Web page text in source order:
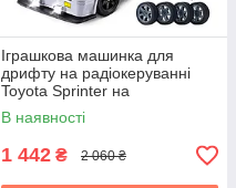
Іграшкова машинка для
дрифту на радіокеруванні
Toyota Sprinter на
радіокеруванні дрифт 28 см
СВІТЛО ПАР
В наявності
1 442 ₴ 2 060 ₴